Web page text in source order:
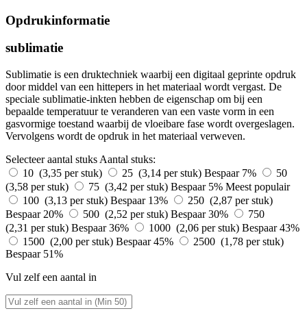
Opdrukinformatie
sublimatie
Sublimatie is een druktechniek waarbij een digitaal geprinte opdruk
door middel van een hittepers in het materiaal wordt vergast. De
speciale sublimatie-inkten hebben de eigenschap om bij een
bepaalde temperatuur te veranderen van een vaste vorm in een
gasvormige toestand waarbij de vloeibare fase wordt overgeslagen.
Vervolgens wordt de opdruk in het materiaal verweven.
Selecteer aantal stuks Aantal stuks:
10 (3,35 per stuk)
25 (3,14 per stuk) Bespaar 7%
50
(3,58 per stuk)
75 (3,42 per stuk) Bespaar 5% Meest populair
100 (3,13 per stuk) Bespaar 13%
250 (2,87 per stuk)
Bespaar 20%
500 (2,52 per stuk) Bespaar 30%
750
(2,31 per stuk) Bespaar 36% 1000 (2,06 per stuk) Bespaar 43%
1500 (2,00 per stuk) Bespaar 45%
2500 (1,78 per stuk)
Bespaar 51%
Vul zelf een aantal in